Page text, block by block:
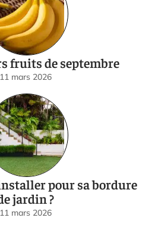
fruits de septembre
11 mars 2026
pour sa bordure
jardin ?
11 mars 2026